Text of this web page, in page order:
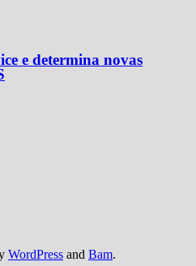
e determina novas
WordPress and Bam.